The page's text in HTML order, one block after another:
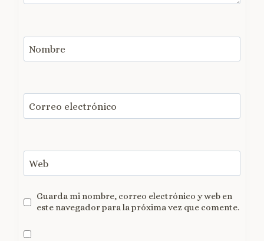
Nombre
Correo electrónico
Web
Guarda mi nombre, correo electrónico y web en
este navegador para la próxima vez que comente.